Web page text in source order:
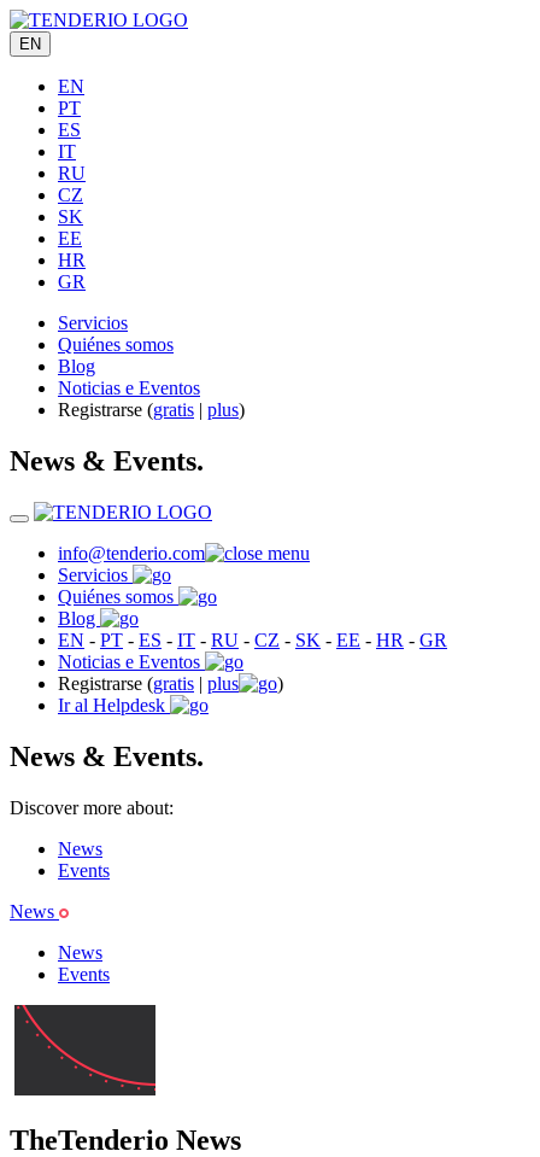
EN
EN
PT
ES
IT
RU
CZ
SK
EE
HR
GR
Servicios
Quiénes somos
Blog
Noticias e Eventos
Registrarse (gratis | plus)
News & Events.
info@tenderio.com
Servicios
Quiénes somos
Blog
EN - PT - ES - IT - RU - CZ - SK - EE - HR - GR
Noticias e Eventos
Registrarse (gratis | plus
)
Ir al Helpdesk
News & Events.
Discover more about:
News
Events
News
News
Events
TheTenderio News